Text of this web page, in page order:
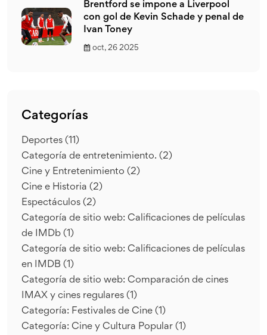
Brentford se impone a Liverpool
con gol de Kevin Schade y penal de
Ivan Toney
oct, 26 2025
Categorías
Deportes (11)
Categoría de entretenimiento. (2)
Cine y Entretenimiento (2)
Cine e Historia (2)
Espectáculos (2)
Categoría de sitio web: Calificaciones de películas
de IMDb (1)
Categoría de sitio web: Calificaciones de películas
en IMDB (1)
Categoría de sitio web: Comparación de cines
IMAX y cines regulares (1)
Categoría: Festivales de Cine (1)
Categoría: Cine y Cultura Popular (1)